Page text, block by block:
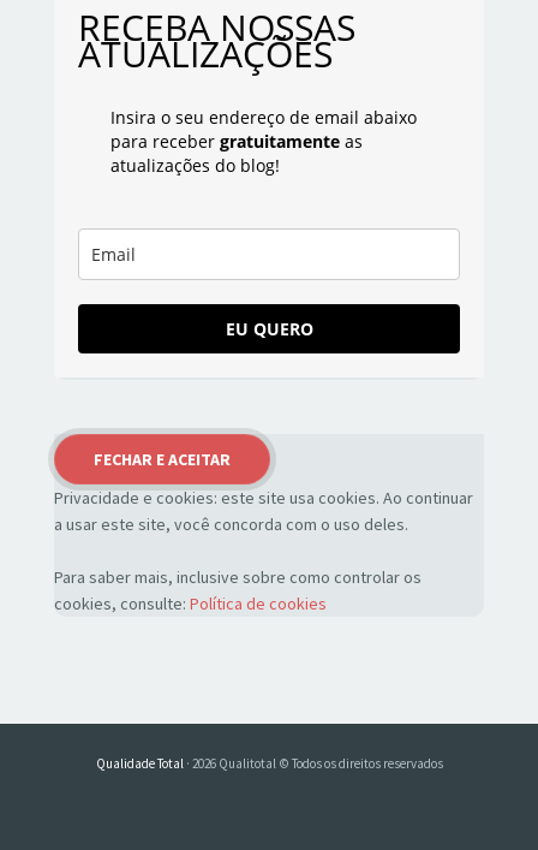
RECEBA NOSSAS
ATUALIZAÇÕES
Insira o seu endereço de email abaixo
para receber gratuitamenteas
atualizações do blog!
EU QUERO
Privacidade e cookies: este site usa cookies. Ao continuar
a usar este site, você concorda com o uso deles.
Para saber mais, inclusive sobre como controlar os
cookies, consulte: Política de cookies
Qualidade Total· 2026 Qualitotal © Todos os direitos reservados